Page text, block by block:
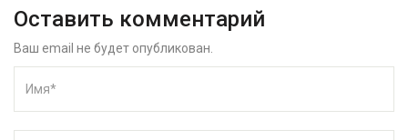
Оставить комментарий
Ваш email не будет опубликован.